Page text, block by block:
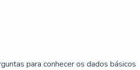
para conhecer os dados básicos